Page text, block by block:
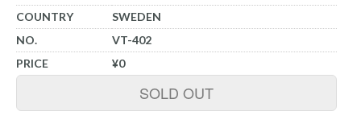
COUNTRY
SWEDEN
NO.
VT-402
PRICE
¥0
SOLD OUT